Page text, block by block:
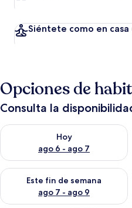
Siéntete como en casa
Opciones de
Consulta la
Hoy
ago 6 - ago 7
Consulta la disponibilidad para
Este fin de semana
ago 7 - ago 9
Consulta la disponibilidad